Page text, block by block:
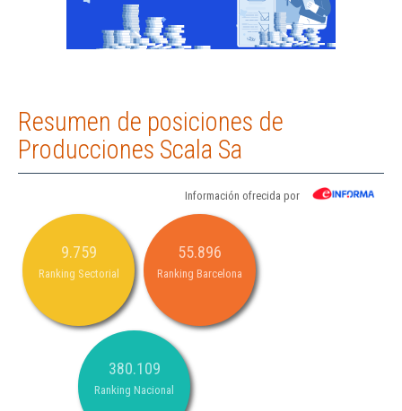
Resumen de posiciones de
Producciones Scala Sa
Información ofrecida por
9.759
Ranking Sectorial
55.896
Ranking Barcelona
380.109
Ranking Nacional